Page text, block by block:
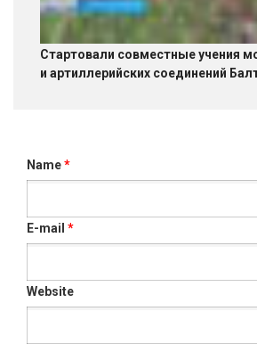
Стартовали совместные учения
и артиллерийских соединений
Name*
E-mail *
Website